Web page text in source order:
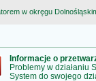
w okręgu
Informacje o
Problemy w działaniu
System do swojego